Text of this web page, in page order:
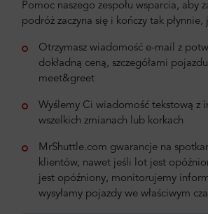
Pomoc naszego zespołu wsparcia, aby
podróż zaczyna się i kończy tak
Otrzymasz wiadomość e-mail z
dokładną ceną, szczegółami
meet&greet
Wyślemy Ci wiadomość tekstową z
wszelkich zmianach lub korkach
MrShuttle.com gwarancje na
klientów, nawet jeśli lot jest
jest opóźniony, monitorujemy
wysyłamy pojazdy we właściwym